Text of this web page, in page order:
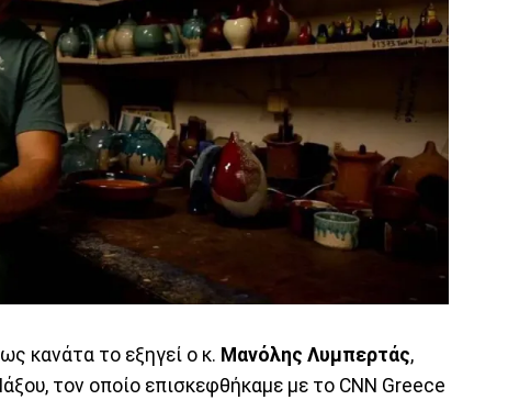
κανάτα το εξηγεί ο κ. Μανόλης Λυμπερτάς,
τον οποίο επισκεφθήκαμε με το CNN Greece